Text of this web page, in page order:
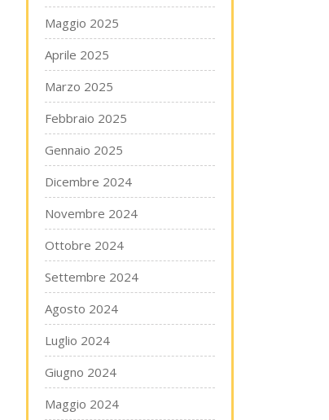
Maggio 2025
Aprile 2025
Marzo 2025
Febbraio 2025
Gennaio 2025
Dicembre 2024
Novembre 2024
Ottobre 2024
Settembre 2024
Agosto 2024
Luglio 2024
Giugno 2024
Maggio 2024